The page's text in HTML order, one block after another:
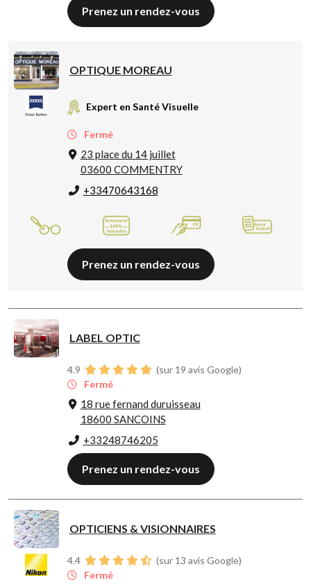
Prenez un rendez-vous
OPTIQUE MOREAU
Expert en Santé Visuelle
Fermé
23 place du 14 juillet
03600 COMMENTRY
+33470643168
Prenez un rendez-vous
LABEL OPTIC
4.9
(sur 19 avis Google)
Fermé
18 rue fernand duruisseau
18600 SANCOINS
+33248746205
Prenez un rendez-vous
OPTICIENS & VISIONNAIRES
4.4
(sur 13 avis Google)
Fermé